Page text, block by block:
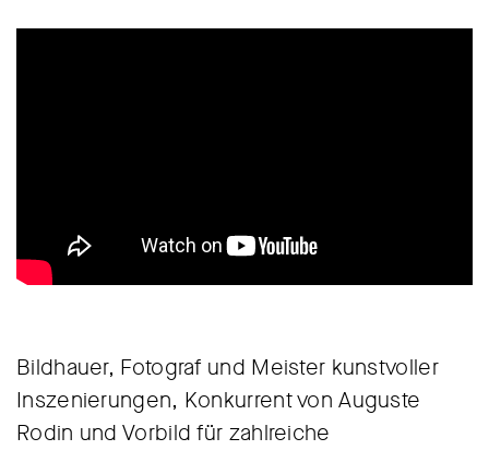
Bildhauer, Fotograf und Meister kunstvoller
Inszenierungen, Konkurrent von Auguste
Rodin und Vorbild für zahlreiche